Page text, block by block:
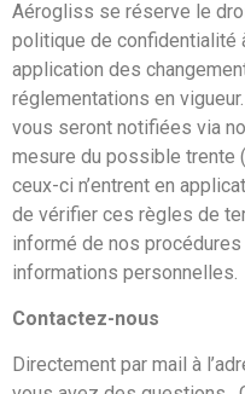
Aérogliss se réserve le
politique de confidentialité
application des
réglementations en
vous seront notifiées via
mesure du possible trente
ceux-ci n’entrent en
de vérifier ces règles de
informé de nos
informations personnelles.
Contactez-nous
Directement par mail à